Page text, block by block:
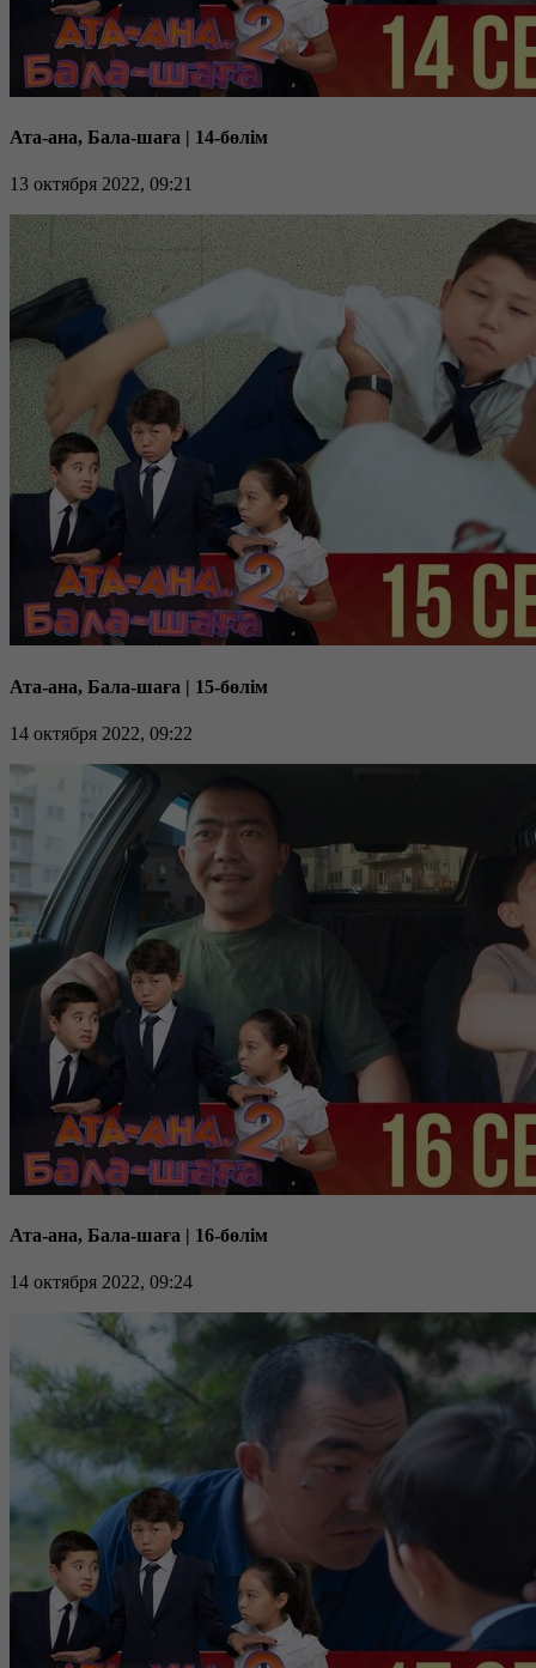
Ата-ана, Бала-шаға | 14-бөлім
13 октября 2022, 09:21
Ата-ана, Бала-шаға | 15-бөлім
14 октября 2022, 09:22
Ата-ана, Бала-шаға | 16-бөлім
14 октября 2022, 09:24